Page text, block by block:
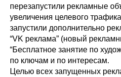
перезапустили рекламные
увеличения целевого
запустили дополнительно
“VK реклама” (новый
“Бесплатное занятие по
по ключам и по интересам.
Целью всех запущенных